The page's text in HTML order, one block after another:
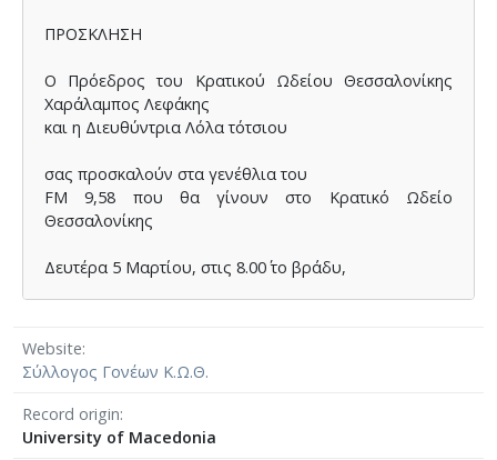
ΠΡΟΣΚΛΗΣΗ
Ο Πρόεδρος του Κρατικού Ωδείου Θεσσαλονίκης
Χαράλαμπος Λεφάκης
και η Διευθύντρια Λόλα τότσιου
σας προσκαλούν στα γενέθλια του
FM 9,58 που θα γίνουν στο Κρατικό Ωδείο
Θεσσαλονίκης
Δευτέρα 5 Μαρτίου, στις 8.00΄ το βράδυ,
Μουσικοί οικοδεσπότες, καθηγητές και σπουδαστές
του Ωδείου.
Η συναυλία θα κλείσει με βιολογικό κρασί,
προσφορά της οικογένειας Αραμπατζή
και βιολογικά εδέσματα, προσφορά του catering
Website
Σύλλογος Γονέων Κ.Ω.Θ.
Record origin
University of Macedonia